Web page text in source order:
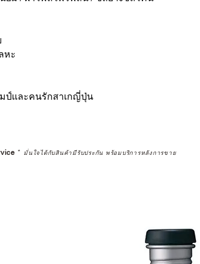
หะ
ป์และคนรักสาเกญี่ปุ่น
* มั่นใจได้กับสินค้ามีรับประกัน พร้อมบริการหลังการขาย